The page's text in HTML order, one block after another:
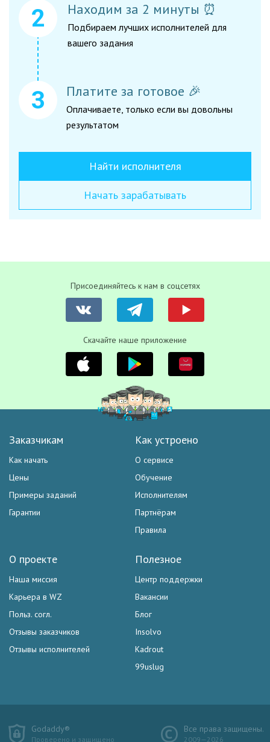
Находим за 2 минуты ⏰
Подбираем лучших исполнителей для
вашего задания
Платите за готовое 🎉
Оплачиваете, только если вы довольны
результатом
Найти исполнителя
Начать зарабатывать
Присоединяйтесь к нам в соцсетях
Скачайте наше приложение
Заказчикам
Как начать
Цены
Примеры заданий
Гарантии
Как устроено
О сервисе
Обучение
Исполнителям
Партнёрам
Правила
Полезное
Центр поддержки
Вакансии
Блог
Insolvo
Kadrout
99uslug
О проекте
Наша миссия
Карьера в WZ
Польз. согл.
Отзывы заказчиков
Отзывы исполнителей
Godaddy®
Проверено и защищено
Все права защищены.
2009—2026